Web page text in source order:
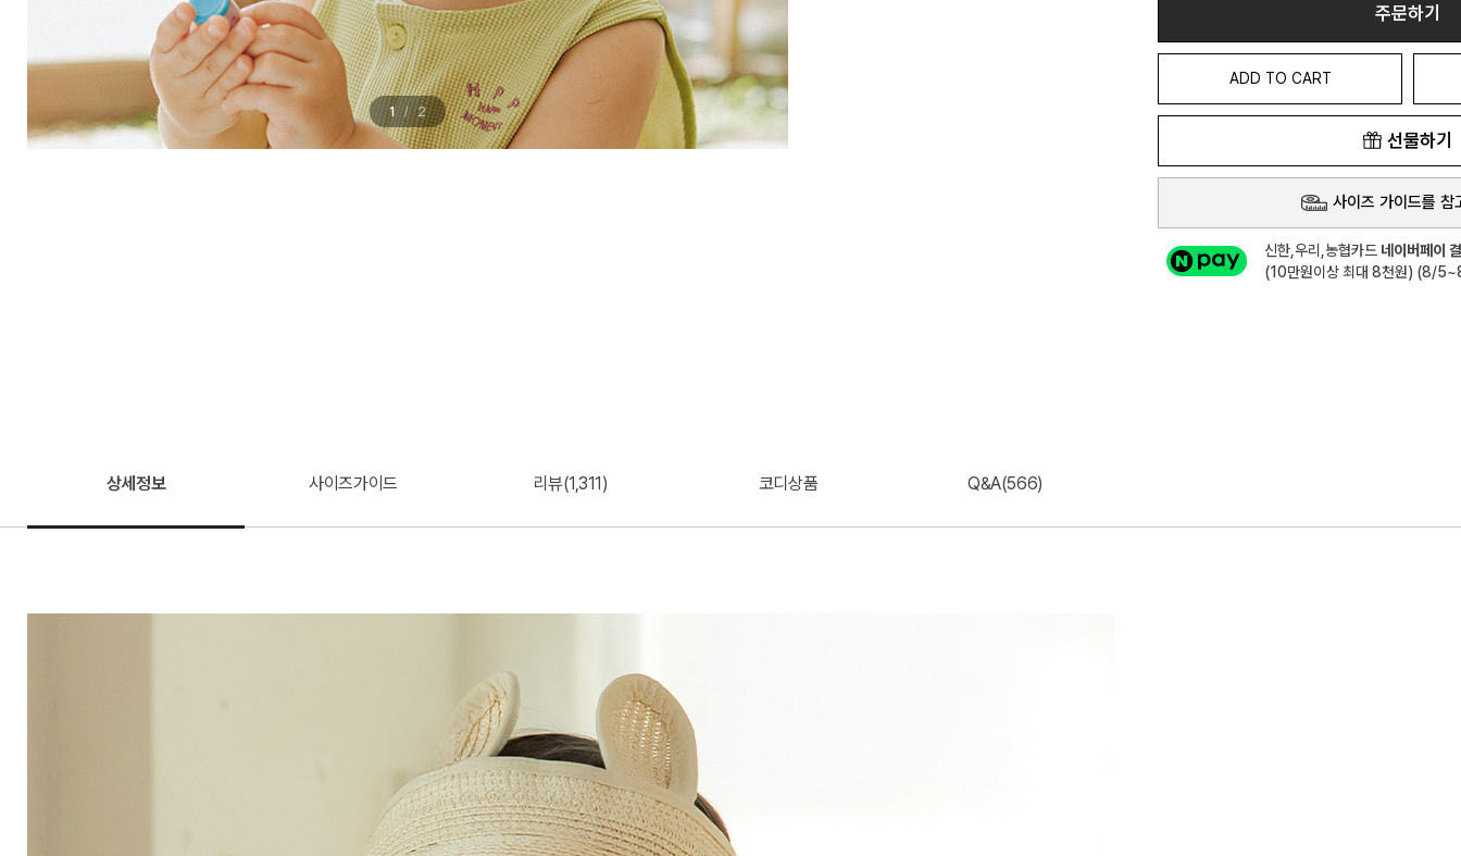
1 / 2
주문하기
ADD TO CART
선물하기
사이즈 가이드를 참
신한,우리,농협카드 네이버페이
(10만원이상 최대 8천원) (8/
상세정보 사이즈가이드 리뷰(1,311) 코디상품 Q&A(566)